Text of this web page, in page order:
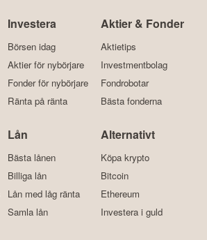
Investera
Börsen idag
Aktier för nybörjare
Fonder för nybörjare
Ränta på ränta
Aktier & Fonder
Aktietips
Investmentbolag
Fondrobotar
Bästa fonderna
Lån
Bästa lånen
Billiga lån
Lån med låg ränta
Samla lån
Alternativt
Köpa krypto
Bitcoin
Ethereum
Investera i guld